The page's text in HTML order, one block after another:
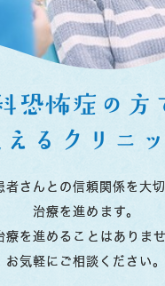
恐怖症の方
えるクリニ
者さんとの信頼関係を大
治療を進めます。
療を進めることはありませ
お気軽にご相談ください。